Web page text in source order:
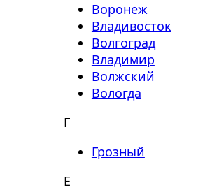
Воронеж
Владивосток
Волгоград
Владимир
Волжский
Вологда
Г
Грозный
Е